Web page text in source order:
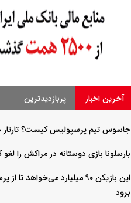
آخرین اخبار پربازدیدترین
جاسوس تیم پرسپولیس کیست؟ تارتار
بارسلونا بازی دوستانه در مراکش را
این بازیکن ۹۰ میلیارد می‌خواهد
برود